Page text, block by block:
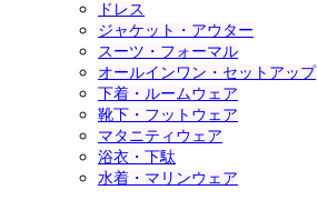
ドレス
ジャケット・アウター
スーツ・フォーマル
オールインワン・セットアップ
下着・ルームウェア
靴下・フットウェア
マタニティウェア
浴衣・下駄
水着・マリンウェア